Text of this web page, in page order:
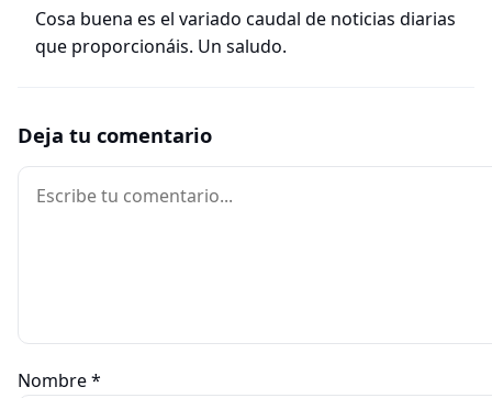
Cosa buena es el variado caudal de noticias diarias
que proporcionáis. Un saludo.
Deja tu comentario
Comentario
Nombre*